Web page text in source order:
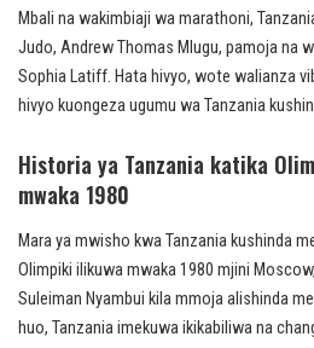
Mbali na wakimbiaji wa marathoni,
Judo, Andrew Thomas Mlugu, pamoja na
Sophia Latiff. Hata hivyo, wote walianza
hivyo kuongeza ugumu wa Tanzania
Historia ya Tanzania katika
mwaka 1980
Mara ya mwisho kwa Tanzania kushinda
Olimpiki ilikuwa mwaka 1980 mjini
Suleiman Nyambui kila mmoja alishinda
huo, Tanzania imekuwa ikikabiliwa na